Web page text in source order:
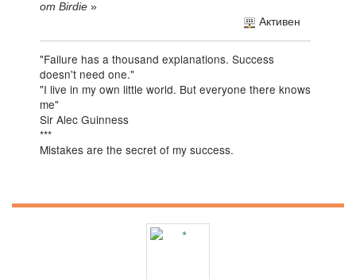
от Birdie »
Активен
"Failure has a thousand explanations. Success
doesn't need one."
"I live in my own little world. But everyone there knows
me"
Sir Alec Guinness
***
Mistakes are the secret of my success.